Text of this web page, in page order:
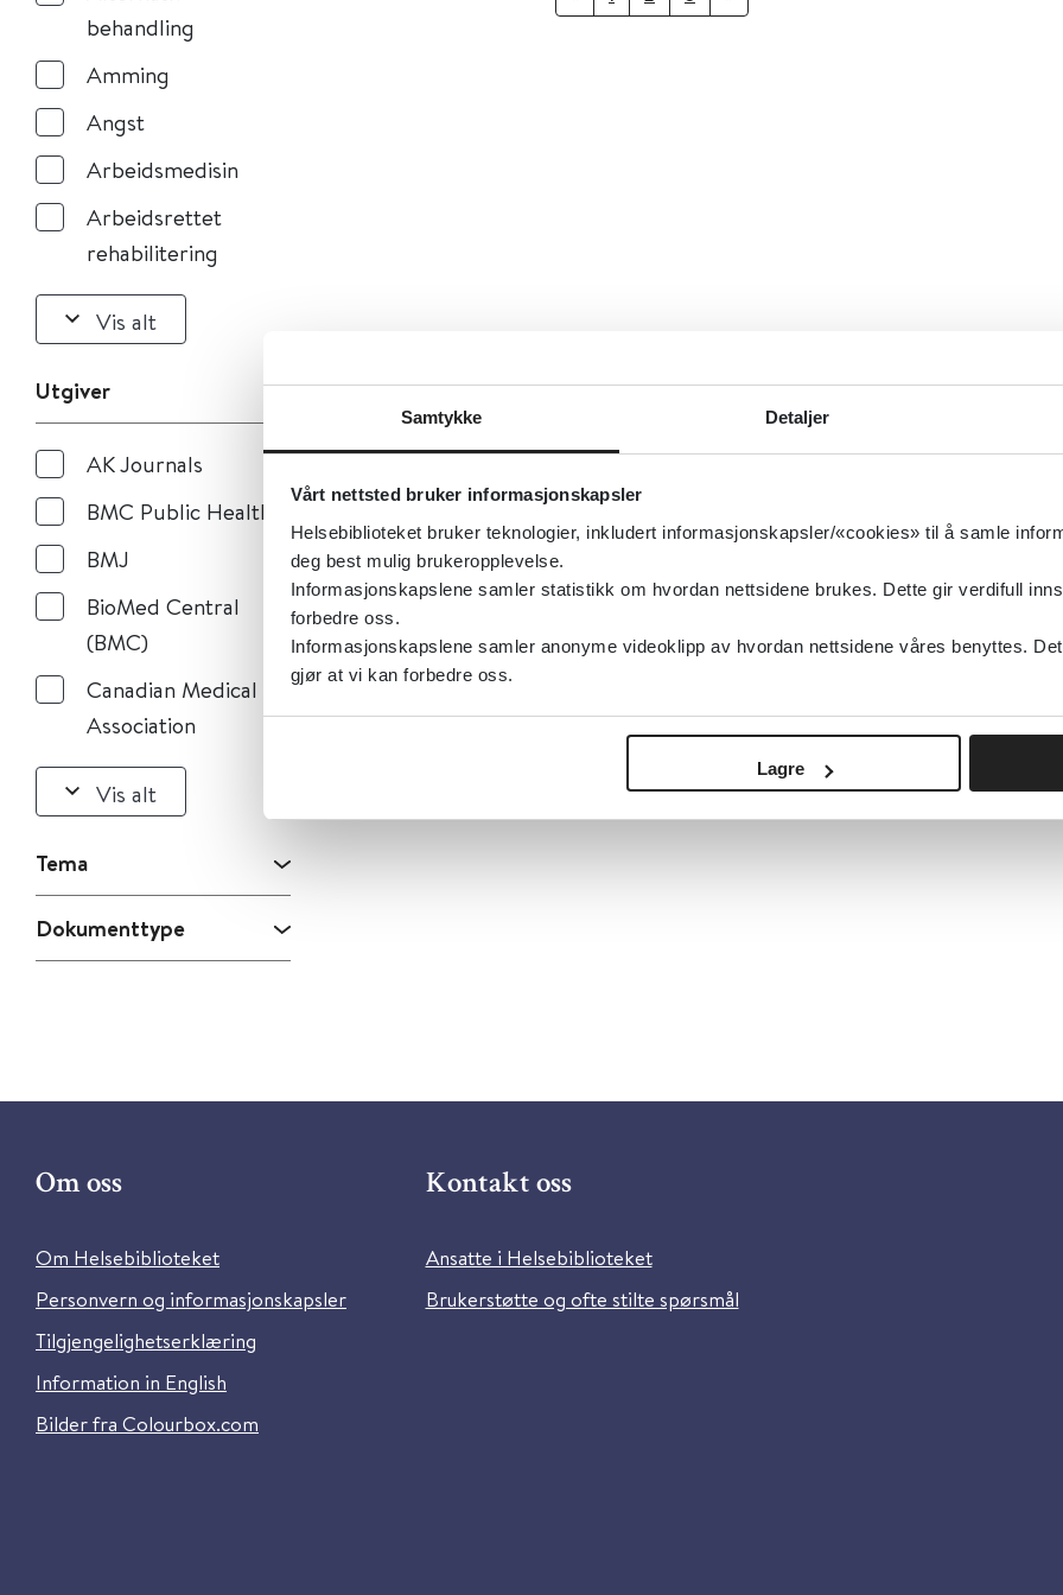
Samtykke Detaljer
Vårt nettsted bruker informasjonskapsler
Helsebiblioteket bruker teknologier, inkludert informasjonskapsler/«cookies» til å samle
deg best mulig brukeropplevelse.
Informasjonskapslene samler statistikk om hvordan nettsidene brukes. Dette gir verdifull
forbedre oss.
Informasjonskapslene samler anonyme videoklipp av hvordan nettsidene våres benyttes.
gjør at vi kan forbedre oss.
Lagre
behandling
Amming
Angst
Arbeidsmedisin
Arbeidsrettet
rehabilitering
Vis alt
Utgiver
AK Journals
BMC Public Health
BMJ
BioMed Central
(BMC)
Canadian Medical
Association
Vis alt
Tema
Dokumenttype
Om oss
Om Helsebiblioteket
Personvern og informasjonskapsler
Tilgjengelighetserklæring
Information in English
Bilder fra Colourbox.com
Kontakt oss
Ansatte i Helsebiblioteket
Brukerstøtte og ofte stilte spørsmål